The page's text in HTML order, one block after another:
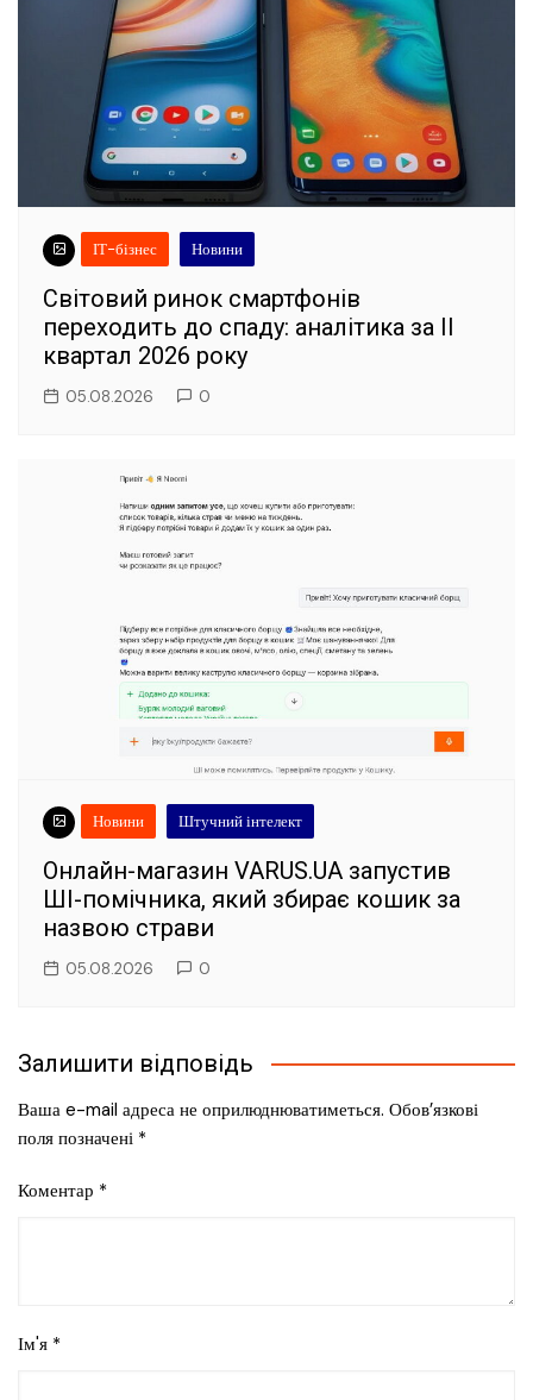
ІТ-бізнес Новини
Світовий ринок смартфонів
переходить до спаду: аналітика за II
квартал 2026 року
05.08.2026 0
Новини Штучний інтелект
Онлайн-магазин VARUS.UA запустив
ШІ-помічника, який збирає кошик за
назвою страви
05.08.2026 0
Залишити відповідь
Ваша e-mail адреса не оприлюднюватиметься. Обов’язкові
поля позначені *
Коментар *
Ім'я *